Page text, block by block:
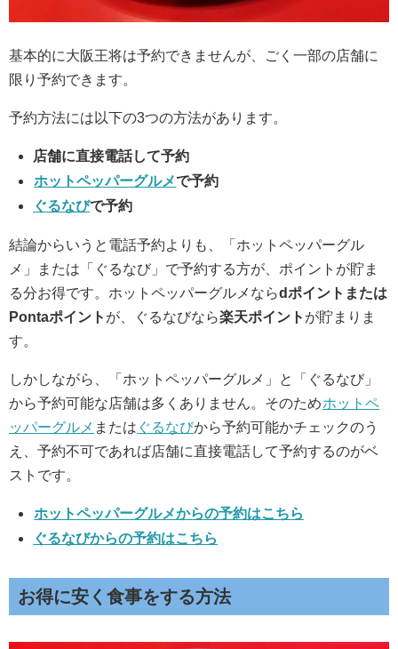
基本的に大阪王将は予約できませんが、ごく一部の店舗に
限り予約できます。
予約方法には以下の3つの方法があります。
店舗に直接電話して予約
ホットペッパーグルメで予約
ぐるなびで予約
結論からいうと電話予約よりも、「ホットペッパーグル
メ」または「ぐるなび」で予約する方が、ポイントが貯ま
る分お得です。ホットペッパーグルメならdポイントまたは
Pontaポイント が、ぐるなびなら楽天ポイント が貯まりま
す。
しかしながら、「ホットペッパーグルメ」と「ぐるなび」
から予約可能な店舗は多くありません。そのためホットペ
ッパーグルメ または ぐるなびから予約可能かチェックのう
え、予約不可であれば店舗に直接電話して予約するのがベ
ストです。
ホットペッパーグルメからの予約はこちら
ぐるなびからの予約はこちら
お得に安く食事をする方法